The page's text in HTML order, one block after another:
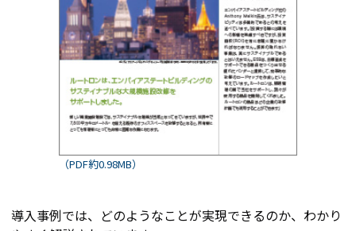
（PDF約0.98MB）
導入事例では、どのようなことが実現できるのか、わかり